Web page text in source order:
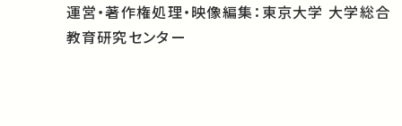
運営・著作権処理・映像編集：東京大学 大学総合
教育研究センター